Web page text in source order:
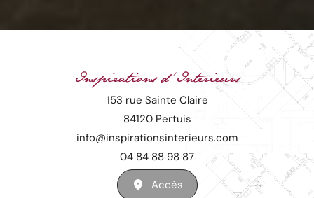
Inspirations d'Interieurs
153 rue Sainte Claire
84120 Pertuis
info@inspirationsinterieurs.com
04 84 88 98 87
Accès